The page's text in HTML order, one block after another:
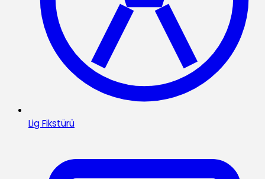
Lig Fikstürü